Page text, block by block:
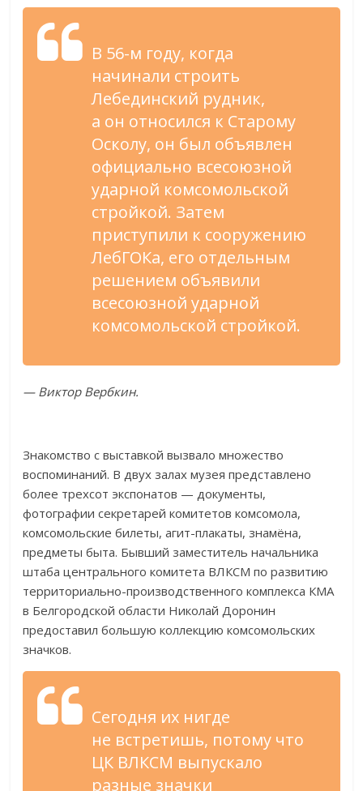
В 56-м году, когда
начинали строить
Лебединский рудник,
а он относился к Старому
Осколу, он был объявлен
официально всесоюзной
ударной комсомольской
стройкой. Затем
приступили к сооружению
ЛебГОКа, его отдельным
решением объявили
всесоюзной ударной
комсомольской стройкой.
— Виктор Вербкин.
Знакомство с выставкой вызвало множество
воспоминаний. В двух залах музея представлено
более трехсот экспонатов — документы,
фотографии секретарей комитетов комсомола,
комсомольские билеты, агит-плакаты, знамёна,
предметы быта. Бывший заместитель начальника
штаба центрального комитета ВЛКСМ по развитию
территориально-производственного комплекса КМА
в Белгородской области Николай Доронин
предоставил большую коллекцию комсомольских
значков.
Сегодня их нигде
не встретишь, потому что
ЦК ВЛКСМ выпускало
разные значки